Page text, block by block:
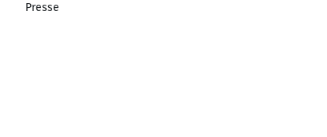
Presse